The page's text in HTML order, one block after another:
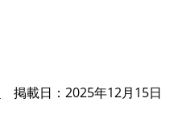
掲載日 2025年12月15日